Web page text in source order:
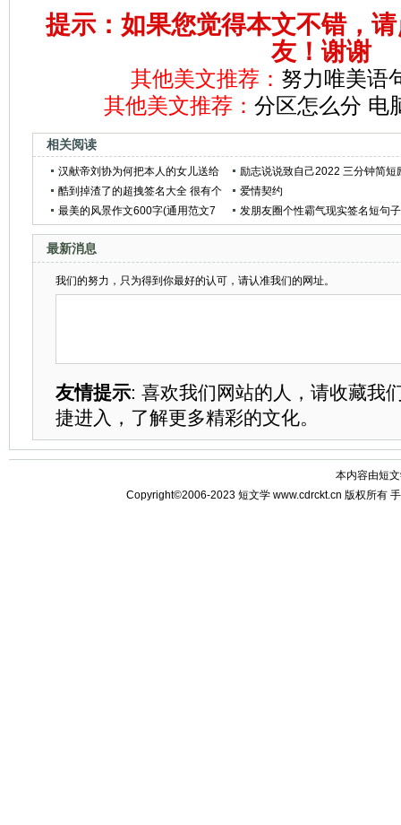
提示：如果您觉得本文不错，
友！谢谢
其他美文推荐： 努力唯美语
其他美文推荐： 分区怎么分 电
相关阅读
汉献帝刘协为何把本人的女儿送给
曹丕当小妾？
励志说说致自己2022 三分钟简短
志小故事
酷到掉渣了的超拽签名大全 很有个
性的超拽的句子大全(精选31条)
爱情契约
最美的风景作文600字(通用范文7
发朋友圈个性霸气现实签名短句子
最新消息
我们的努力，只为得到你最好的认可，请认准我们的网址。
友情提示: 喜欢我们网站的人，请收藏我
捷进入，了解更多精彩的文化。
本内容由短
Copyright©2006-2023 短文学 www.cdrckt.cn 版权所有